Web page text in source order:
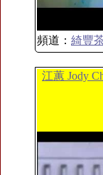
頻道： 綺豐
江蕙 Jody